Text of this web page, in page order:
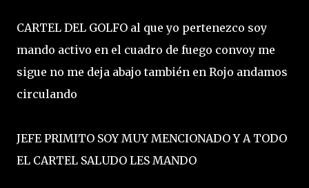
CARTEL DEL GOLFO al que yo pertenezco soy
mando activo en el cuadro de fuego convoy me
sigue no me deja abajo también en Rojo andamos
circulando
JEFE PRIMITO SOY MUY MENCIONADO Y A TODO
EL CARTEL SALUDO LES MANDO